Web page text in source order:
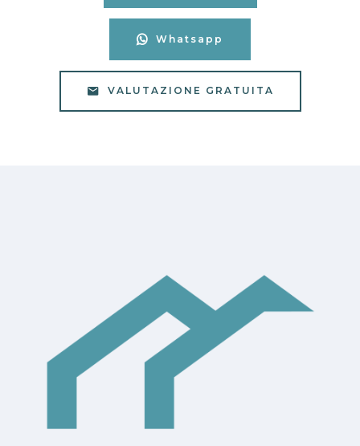
Whatsapp
VALUTAZIONE GRATUITA